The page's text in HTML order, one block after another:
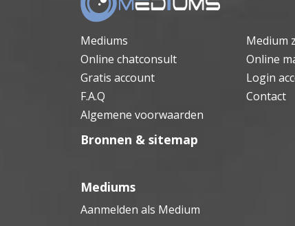
Mediums Medium
Online chatconsult
Online
Gratis account
Login
F.A.Q
Contact
Algemene voorwaarden
Bronnen & sitemap
Mediums
Aanmelden als Medium